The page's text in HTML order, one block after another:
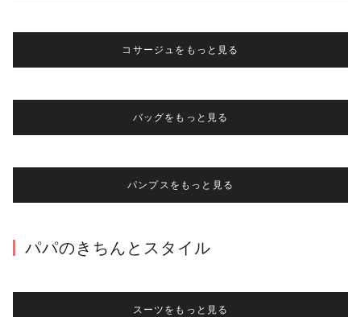
コサージュをもっと見る
バッグをもっと見る
パンプスをもっと見る
パパのきちんとスタイル
スーツをもっと見る